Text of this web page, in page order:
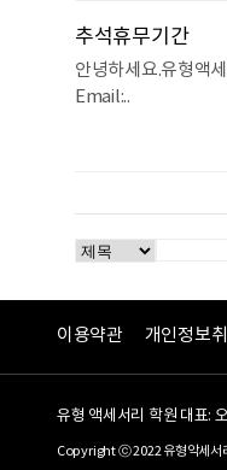
추석휴무기간
안녕하세요.유형액
Email:..
이용약관 개인정보
유형 액세서리 학원 대표:
Copyright ⓒ 2022 유형악세서